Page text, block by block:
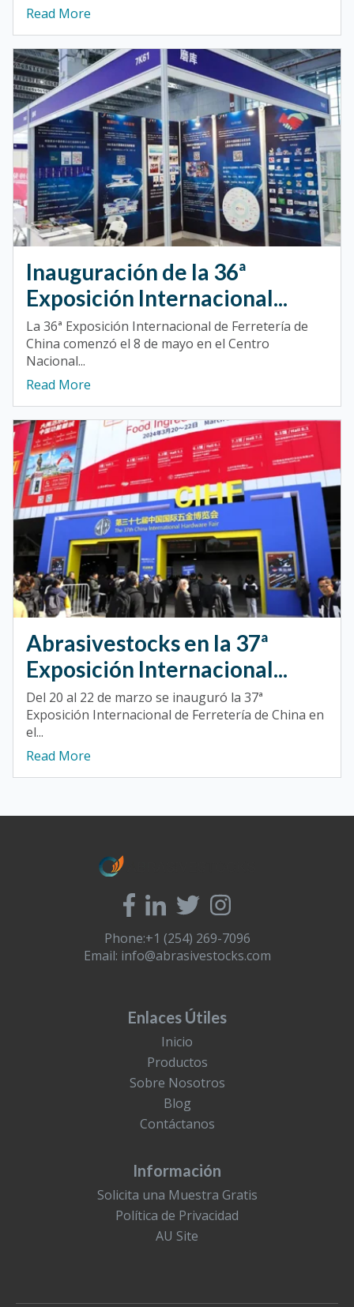
Read More
Inauguración de la 36ª
Exposición Internacional...
La 36ª Exposición Internacional de Ferretería de
China comenzó el 8 de mayo en el Centro
Nacional...
Read More
Abrasivestocks en la 37ª
Exposición Internacional...
Del 20 al 22 de marzo se inauguró la 37ª
Exposición Internacional de Ferretería de China en
el...
Read More
Phone:+1 (254) 269-7096
Email: info@abrasivestocks.com
Enlaces Útiles
Inicio
Productos
Sobre Nosotros
Blog
Contáctanos
Información
Solicita una Muestra Gratis
Política de Privacidad
AU Site